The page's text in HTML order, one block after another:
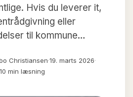
Hvis du leverer it,
eller
til kommune…
Christiansen·19. marts 2026·
10 min læsning